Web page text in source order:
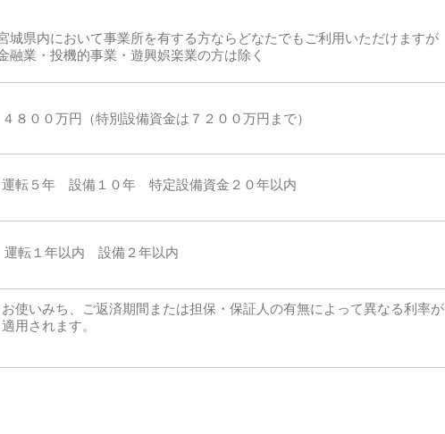
城県内において事業所を有する方ならどなたでもご利用いただけますが
融業・投機的事業・遊興娯楽業の方は除く
４８００万円（特別設備資金は７２００万円まで）
運転５年 設備１０年 特定設備資金２０年以内
運転１年以内 設備２年以内
お使いみち、ご返済期間または担保・保証人の有無によって異なる利率が
適用されます。